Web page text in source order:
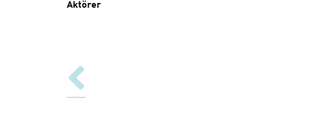
Aktörer